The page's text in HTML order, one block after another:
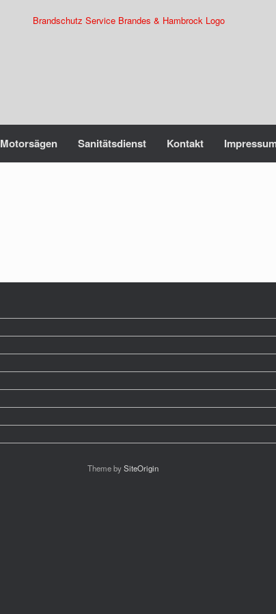
Motorsägen Sanitätsdienst Kontakt
Theme bySiteOrigin